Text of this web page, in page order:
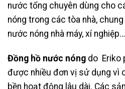
nước tổng chuyên dùng cho
nóng trong các tòa nhà,
nước nóng nhà máy, xí nghiệp…
Đồng hồ nước nóng do Eriko
được nhiều đơn vị sử dụng vì
bền hoạt động lâu dài. Các